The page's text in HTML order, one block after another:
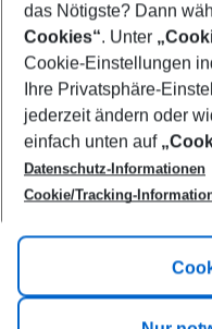
Footer
Footer navigation
Title A
Link A
das Nötigste? Dann
Cookies“. Unter
Cookie-Einstellungen
Ihre Privatsphäre-
jederzeit ändern oder
einfach unten auf
Datenschutz-Informationen
Cookie/Tracking-